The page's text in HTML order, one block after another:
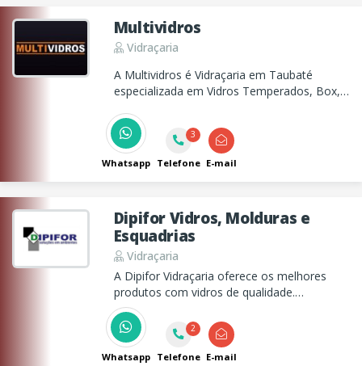
Multividros
Vidraçaria
A Multividros é Vidraçaria em Taubaté
especializada em Vidros Temperados, Box,
Whatsapp
3
Telefone E-mail
Dipifor Vidros, Molduras e
Esquadrias
Vidraçaria
A Dipifor Vidraçaria oferece os melhores
produtos com vidros de qualidade.
Oferecendo uma completa linha de produtos
e serviços para tornar o seu escritório um
ambiente muito mais bonito, confortável e
produtivo.
Whatsapp
2
Telefone E-mail